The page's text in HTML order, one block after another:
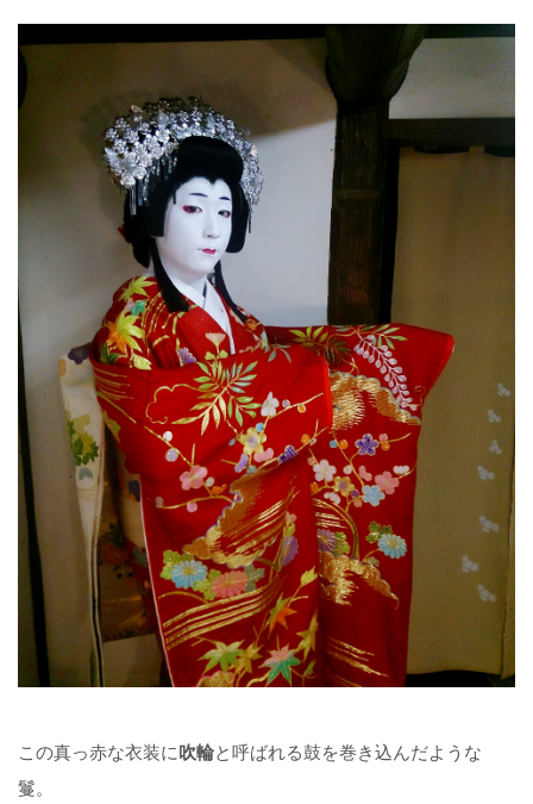
この真っ赤な衣装に吹輪と呼ばれる鼓を巻き込んだような
鬘。